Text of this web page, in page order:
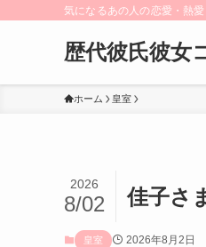
気になるあの人の恋愛・熱愛
歴代彼氏彼女
ホーム 皇室
佳子さ
2026
8/02
皇室 2026年8月2日